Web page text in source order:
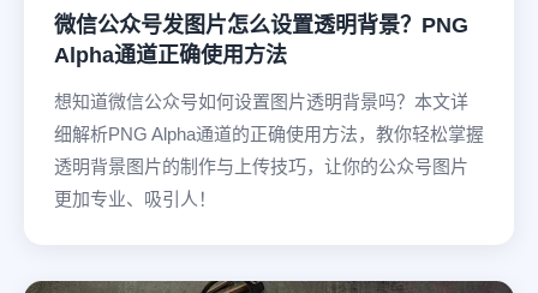
微信公众号发图片怎么设置透明背景？PNG
Alpha通道正确使用方法
想知道微信公众号如何设置图片透明背景吗？本文详
细解析PNG Alpha通道的正确使用方法，教你轻松掌握
透明背景图片的制作与上传技巧，让你的公众号图片
更加专业、吸引人！